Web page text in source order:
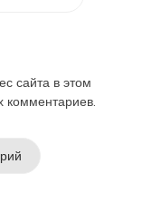
сайта в этом
комментариев.